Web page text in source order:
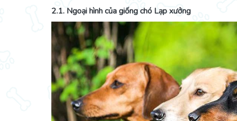
2.1. Ngoại hình của giống chó Lạp xưởng